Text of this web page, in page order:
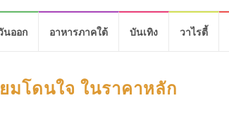
นออก อาหารภาคใต้ บันเทิง วาไรตี้
โดนใจ ในราคาหลัก